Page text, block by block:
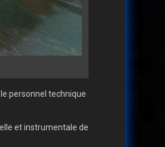
personnel technique
et instrumentale de